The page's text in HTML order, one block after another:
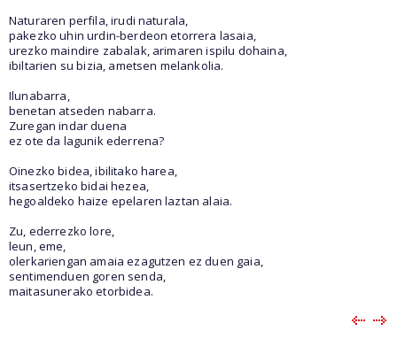
Naturaren perfila, irudi naturala,
pakezko uhin urdin-berdeon etorrera lasaia,
urezko maindire zabalak, arimaren ispilu dohaina,
ibiltarien su bizia, ametsen melankolia.
Ilunabarra,
benetan atseden nabarra.
Zuregan indar duena
ez ote da lagunik ederrena?
Oinezko bidea, ibilitako harea,
itsasertzeko bidai hezea,
hegoaldeko haize epelaren laztan alaia.
Zu, ederrezko lore,
leun, eme,
olerkariengan amaia ezagutzen ez duen gaia,
sentimenduen goren senda,
maitasunerako etorbidea.